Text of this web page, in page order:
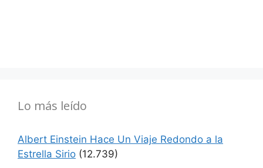
Lo más leído
Albert Einstein Hace Un Viaje Redondo a la
Estrella Sirio (12.739)